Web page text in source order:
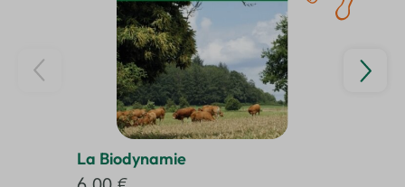
La Biodynamie